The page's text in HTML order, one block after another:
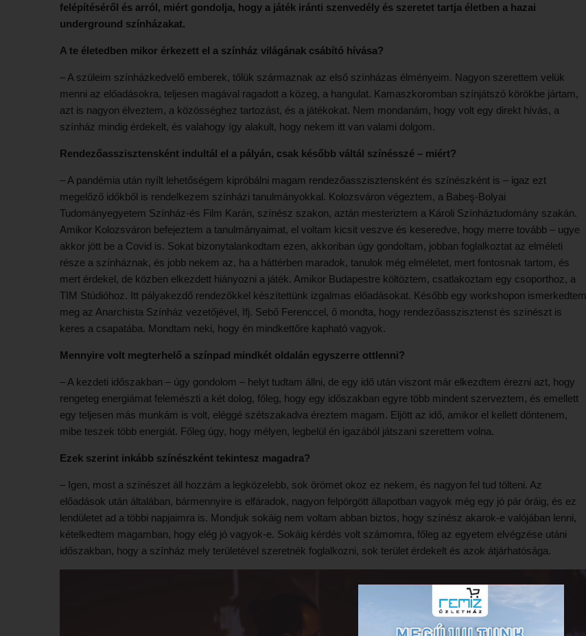
felépítéséről és arról, miért gondolja, hogy a játék iránti szenvedély és szeretet tartja életben a hazai
underground színházakat.
A te életedben mikor érkezett el a színház világának csábító hívása?
– A szüleim színházkedvelő emberek, tőlük származnak az első színházas élményeim. Nagyon szerettem velük
menni az előadásokra, teljesen magával ragadott a közeg, a hangulat. Kamaszkoromban színjátszó körökbe jártam,
azt is nagyon élveztem, a közösséghez tartozást, és a játékokat. Nem mondanám, hogy volt egy direkt hívás, a
színház mindig érdekelt, és valahogy így alakult, hogy nekem itt van valami dolgom.
Rendezőasszisztensként indultál el a pályán, csak később váltál színésszé – miért?
– A pandémia után nyílt lehetőségem kipróbálni magam rendezőasszisztensként és színészként is – igaz ezt
megelőző időkből is rendelkezem színházi tanulmányokkal. Kolozsváron végeztem, a Babeş-Bolyai
Tudományegyetem Színház-és Film Karán, színész szakon, aztán mesteriztem a Károli Színháztudomány szakán.
Amikor Kolozsváron befejeztem a tanulmányaimat, el voltam kicsit veszve és keseredve, hogy merre tovább – ugye
akkor jött be a Covid is. Sokat bizonytalankodtam ezen, akkoriban úgy gondoltam, jobban foglalkoztat az elméleti
része a színháznak, és jobb nekem az, ha a háttérben maradok, tanulok még elméletet, mert fontosnak tartom, és
mert érdekel, de közben elkezdett hiányozni a játék. Amikor Budapestre költöztem, csatlakoztam egy csoporthoz, a
TIM Stúdióhoz. Itt pályakezdő rendezőkkel készítettünk izgalmas előadásokat. Később egy workshopon ismerkedtem
meg az Anarchista Színház vezetőjével, Ifj. Sebő Ferenccel, ő mondta, hogy rendezőasszisztenst és színészt is
keres a csapatába. Mondtam neki, hogy én mindkettőre kapható vagyok.
Mennyire volt megterhelő a színpad mindkét oldalán egyszerre ottlenni?
– A kezdeti időszakban – úgy gondolom – helyt tudtam állni, de egy idő után viszont már elkezdtem érezni azt, hogy
rengeteg energiámat felemészti a két dolog, főleg, hogy egy időszakban egyre több mindent szerveztem, és emellett
egy teljesen más munkám is volt, eléggé szétszakadva éreztem magam. Eljött az idő, amikor el kellett döntenem,
mibe teszek több energiát. Főleg úgy, hogy mélyen, legbelül én igazából játszani szerettem volna.
Ezek szerint inkább színészként tekintesz magadra?
– Igen, most a színészet áll hozzám a legközelebb, sok örömet okoz ez nekem, és nagyon fel tud tölteni. Az
előadások után általában, bármennyire is elfáradok, nagyon felpörgött állapotban vagyok még egy jó pár óráig, és ez
lendületet ad a többi napjaimra is. Mondjuk sokáig nem voltam abban biztos, hogy színész akarok-e valójában lenni,
kételkedtem magamban, hogy elég jó vagyok-e. Sokáig kérdés volt számomra, főleg az egyetem elvégzése utáni
időszakban, hogy a színház mely területével szeretnék foglalkozni, sok terület érdekelt és azok átjárhatósága.